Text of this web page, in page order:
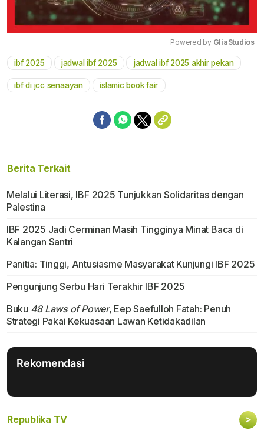
Mute
Powered by GliaStudios
ibf 2025 jadwal ibf 2025 jadwal ibf 2025 akhir pekan
ibf di jcc senaayan islamic book fair
Berita Terkait
Melalui Literasi, IBF 2025 Tunjukkan Solidaritas dengan
Palestina
IBF 2025 Jadi Cerminan Masih Tingginya Minat Baca di
Kalangan Santri
Panitia: Tinggi, Antusiasme Masyarakat Kunjungi IBF 2025
Pengunjung Serbu Hari Terakhir IBF 2025
Buku 48 Laws of Power, Eep Saefulloh Fatah: Penuh
Strategi Pakai Kekuasaan Lawan Ketidakadilan
Rekomendasi
Republika TV >